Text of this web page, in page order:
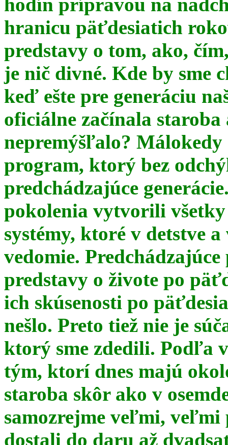
hranicu päťdesiatich
predstavy o tom, ako,
je nič divné. Kde by sme
keď ešte pre generáciu
oficiálne začínala
nepremýšľalo? Málokedy
program, ktorý bez
predchádzajúce
pokolenia vytvorili
systémy, ktoré v detstve
vedomie.
predstavy o živote po
ich skúsenosti po
nešlo. Preto tiež nie je
ktorý sme zdedili. Podľa
tým, ktorí dnes majú
staroba skôr ako v
samozrejme veľmi, veľmi
dostali do daru až